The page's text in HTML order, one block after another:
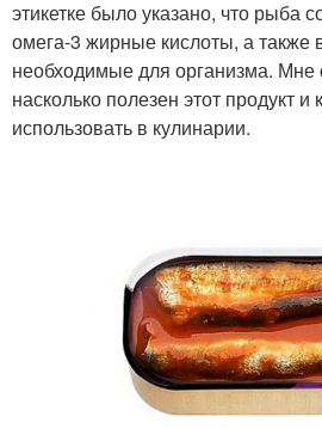
этикетке было указано, что рыба
омега-3 жирные кислоты, а
необходимые для организма. Мне
насколько полезен этот продукт и
использовать в кулинарии.